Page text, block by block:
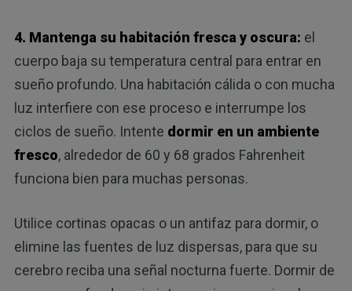
4. Mantenga su habitación fresca y oscura: el
cuerpo baja su temperatura central para entrar en
sueño profundo. Una habitación cálida o con mucha
luz interfiere con ese proceso e interrumpe los
ciclos de sueño. Intente dormir en un ambiente
fresco, alrededor de 60 y 68 grados Fahrenheit
funciona bien para muchas personas.
Utilice cortinas opacas o un antifaz para dormir, o
elimine las fuentes de luz dispersas, para que su
cerebro reciba una señal nocturna fuerte. Dormir de